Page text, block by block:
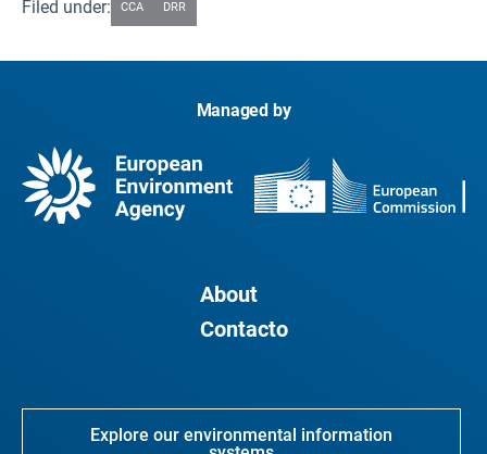
Filed under: CCA DRR
Managed by
About
Contacto
Explore our environmental information